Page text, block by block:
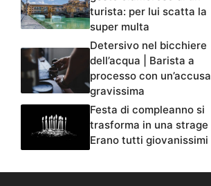
turista: per lui scatta la
super multa
Detersivo nel bicchiere
dell’acqua | Barista a
processo con un’accusa
gravissima
Festa di compleanno si
trasforma in una strage |
Erano tutti giovanissimi